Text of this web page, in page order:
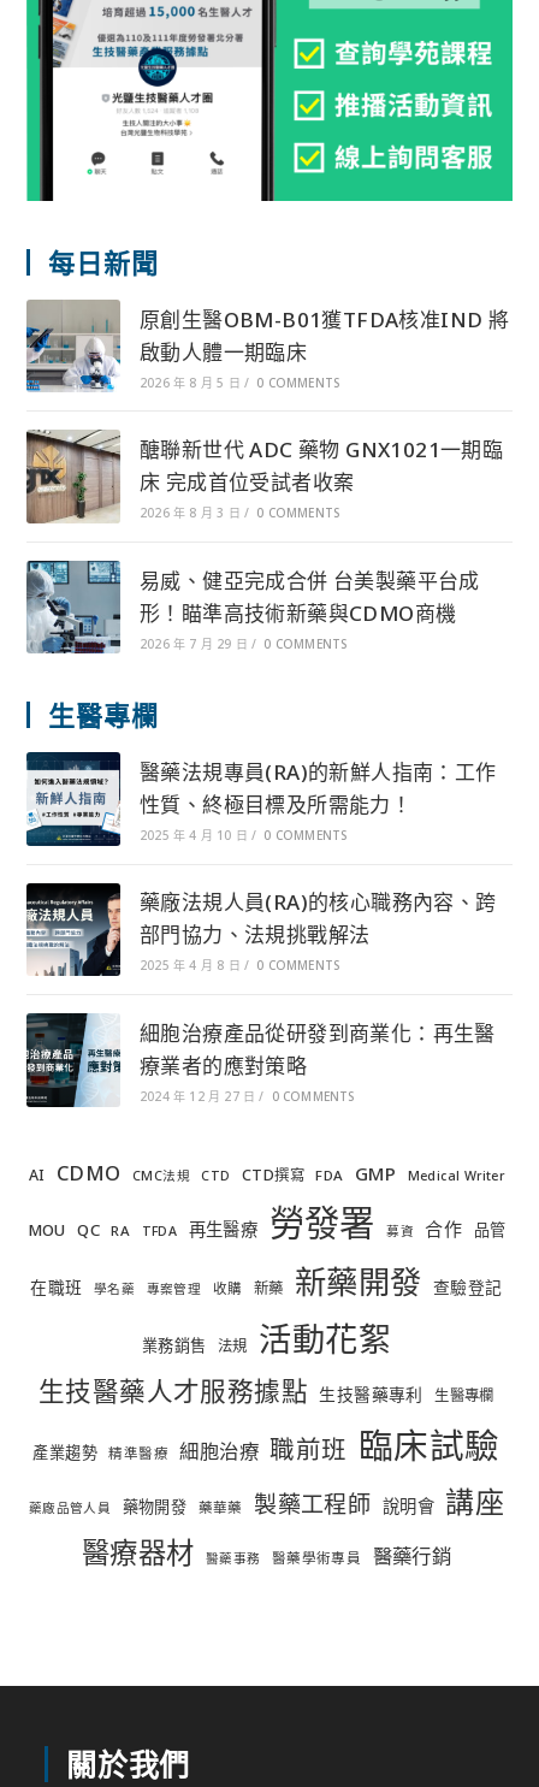
每日新聞
原創生醫OBM-B01獲TFDA核准IND 將
啟動人體一期臨床
2026 年 8 月 5 日 / 0 COMMENTS
醣聯新世代 ADC 藥物 GNX1021一期臨
床 完成首位受試者收案
2026 年 8 月 3 日 / 0 COMMENTS
易威、健亞完成合併 台美製藥平台成
形！瞄準高技術新藥與CDMO商機
2026 年 7 月 29 日 / 0 COMMENTS
生醫專欄
醫藥法規專員(RA)的新鮮人指南：工作
性質、終極目標及所需能力！
2025 年 4 月 10 日 / 0 COMMENTS
藥廠法規人員(RA)的核心職務內容、跨
部門協力、法規挑戰解法
2025 年 4 月 8 日 / 0 COMMENTS
細胞治療產品從研發到商業化：再生醫
療業者的應對策略
2024 年 12 月 27 日 / 0 COMMENTS
AI CDMO CMC法規 CTD CTD撰寫 FDA GMP Medical Writer
MOU QC RA TFDA 再生醫療 勞發署 募資 合作 品管
在職班 學名藥 專案管理 收購 新藥 新藥開發 查驗登記
業務銷售 法規 活動花絮
生技醫藥人才服務據點 生技醫藥專利 生醫專欄
產業趨勢 精準醫療 細胞治療 職前班 臨床試驗
藥廠品管人員 藥物開發 藥華藥 製藥工程師 說明會 講座
醫療器材 醫藥事務 醫藥學術專員 醫藥行銷
關於我們